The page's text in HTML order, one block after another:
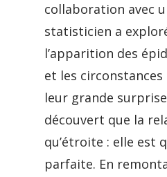
collaboration avec
statisticien a
l’apparition des
et les
leur grande
découvert que la
qu’étroite : elle est
parfaite. En